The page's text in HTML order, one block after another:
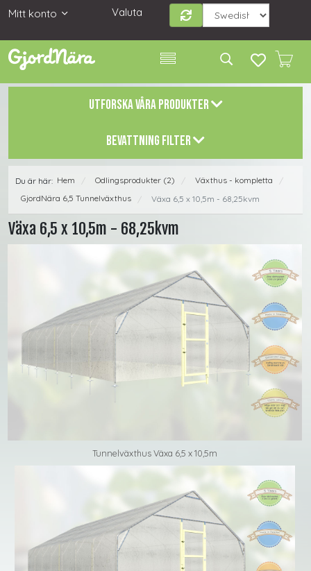
Mitt konto Valuta
UTFORSKA VÅRA PRODUKTER
BEVATTNING FILTER
Du är här: Hem / Odlingsprodukter (2) / Växthus - kompletta
/
GjordNära 6,5 Tunnelväxthus
/ Växa 6,5 x 10,5m - 68,25kvm
Växa 6,5 x 10,5m - 68,25kvm
Tunnelväxthus Växa 6,5 x 10,5m